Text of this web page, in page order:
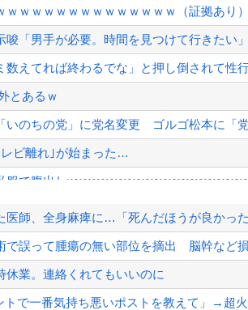
ｗｗｗｗｗｗｗｗｗｗｗｗｗｗ（証拠あり）
「男手が必要。時間を見つけて行きたい」
数えてれば終わるでな」と押し倒されて性
とあるｗ
いのちの党」に党名変更 ゴルゴ松本に「
ビ離れ｣が始まった…
服で腹出し
運転トラクター…クボタが来春に発売！
“主犯格”の特定少年・川口侑斗被告に「無
やりとり、「地獄すぎて完全にコントにな
“主犯格”の特定少年・川口侑斗被告に「無
医師、全身麻痺に…「死んだほうが良かった
で誤って腫瘍の無い部位を摘出 脳幹など
休業。連絡くれてもいいのに
トで一番気持ち悪いポストを教えて」→超